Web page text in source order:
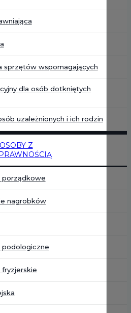
sprzętów wspomagających
dla osób dotkniętych
uzależnionych i ich rodzin
Z
porządkowe
nagrobków
podologiczne
fryzjerskie